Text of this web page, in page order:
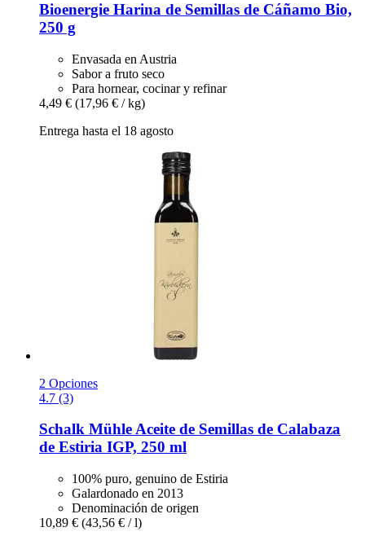
Bioenergie Harina de Semillas de Cáñamo Bio,
250 g
Envasada en Austria
Sabor a fruto seco
Para hornear, cocinar y refinar
4,49 € (17,96 € / kg)
Entrega hasta el 18 agosto
2 Opciones
4.7 (3)
Schalk MühleAceite de Semillas de Calabaza
de Estiria IGP, 250 ml
100% puro, genuino de Estiria
Galardonado en 2013
Denominación de origen
10,89 € (43,56 € / l)